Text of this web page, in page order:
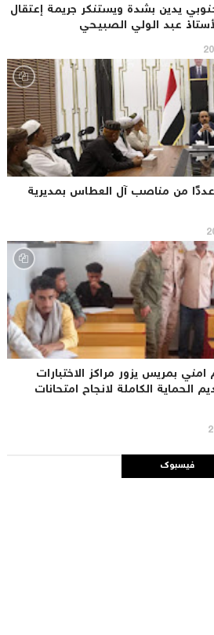
يدين بشدة ويستنكر جريمة إعتقال
عبد الولي الصبيحي
من مناصب آل العطاس بمديرية
بمريس يزور مراكز الاختبارات
الكاملة لانجاح امتحانات
فيسبوك